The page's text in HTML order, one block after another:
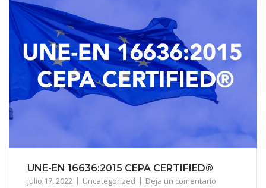
UNE-EN 16636:2015 CEPA CERTIFIED®
julio 17, 2022 Uncategorized Deja un comentario